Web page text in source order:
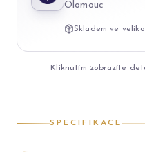
Olomouc
Skladem ve
Kliknutím zobrazíte
SPECIFIKACE